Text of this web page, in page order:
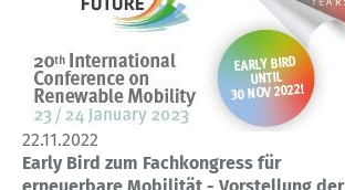
22.11.2022
Early Bird zum Fachkongress für
erneuerbare Mobilität - Vorstellung der